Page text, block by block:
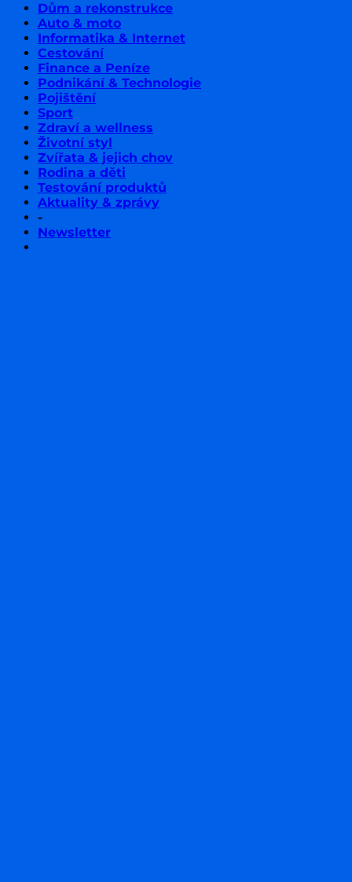
Dům a rekonstrukce
Auto & moto
Informatika & Internet
Cestování
Finance a Peníze
Podnikání & Technologie
Pojištění
Sport
Zdraví a wellness
Životní styl
Zvířata & jejich chov
Rodina a děti
Testování produktů
Aktuality & zprávy
-
Newsletter